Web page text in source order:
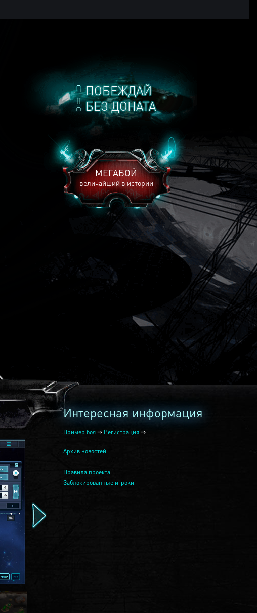
ПОБЕЖДАЙ
БЕЗ ДОНАТА
МЕГАБОЙ
величайший в истории
2190
Интересная информация
Пример боя ⇒ Регистрация ⇒
Архив новостей
Правила проекта
Заблокированные игроки